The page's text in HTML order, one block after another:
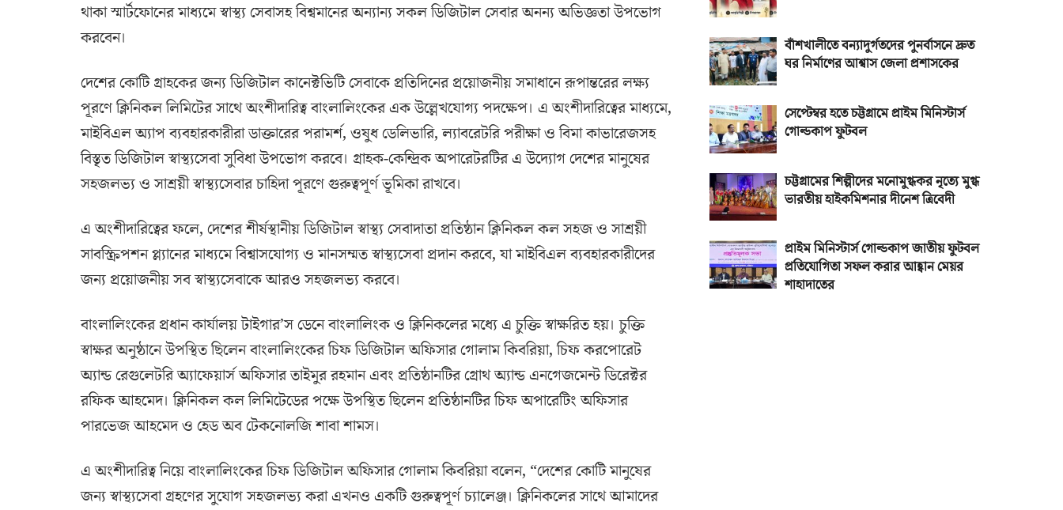
থাকা স্মার্টফোনের মাধ্যমে স্বাস্থ্য সেবাসহ বিশ্বমানের অন্যান্য সকল ডিজিটাল সেবার অনন্য অভিজ্ঞতা উপভোগ
করবেন।
দেশের কোটি গ্রাহকের জন্য ডিজিটাল কানেক্টভিটি সেবাকে প্রতিদিনের প্রয়োজনীয় সমাধানে রূপান্তরের লক্ষ্য
পূরণে ক্লিনিকল লিমিটের সাথে অংশীদারিত্ব বাংলালিংকের এক উল্লেখযোগ্য পদক্ষেপ। এ অংশীদারিত্বের মাধ্যমে,
মাইবিএল অ্যাপ ব্যবহারকারীরা ডাক্তারের পরামর্শ, ওষুধ ডেলিভারি, ল্যাবরেটরি পরীক্ষা ও বিমা কাভারেজসহ
বিস্তৃত ডিজিটাল স্বাস্থ্যসেবা সুবিধা উপভোগ করবে। গ্রাহক-কেন্দ্রিক অপারেটরটির এ উদ্যোগ দেশের মানুষের
সহজলভ্য ও সাশ্রয়ী স্বাস্থ্যসেবার চাহিদা পূরণে গুরুত্বপূর্ণ ভূমিকা রাখবে।
এ অংশীদারিত্বের ফলে, দেশের শীর্ষস্থানীয় ডিজিটাল স্বাস্থ্য সেবাদাতা প্রতিষ্ঠান ক্লিনিকল কল সহজ ও সাশ্রয়ী
সাবস্ক্রিপশন প্ল্যানের মাধ্যমে বিশ্বাসযোগ্য ও মানসম্মত স্বাস্থ্যসেবা প্রদান করবে, যা মাইবিএল ব্যবহারকারীদের
জন্য প্রয়োজনীয় সব স্বাস্থ্যসেবাকে আরও সহজলভ্য করবে।
বাংলালিংকের প্রধান কার্যালয় টাইগার’স ডেনে বাংলালিংক ও ক্লিনিকলের মধ্যে এ চুক্তি স্বাক্ষরিত হয়। চুক্তি
স্বাক্ষর অনুষ্ঠানে উপস্থিত ছিলেন বাংলালিংকের চিফ ডিজিটাল অফিসার গোলাম কিবরিয়া, চিফ করপোরেট
অ্যান্ড রেগুলেটরি অ্যাফেয়ার্স অফিসার তাইমুর রহমান এবং প্রতিষ্ঠানটির গ্রোথ অ্যান্ড এনগেজমেন্ট ডিরেক্টর
রফিক আহমেদ। ক্লিনিকল কল লিমিটেডের পক্ষে উপস্থিত ছিলেন প্রতিষ্ঠানটির চিফ অপারেটিং অফিসার
পারভেজ আহমেদ ও হেড অব টেকনোলজি শাবা শামস।
এ অংশীদারিত্ব নিয়ে বাংলালিংকের চিফ ডিজিটাল অফিসার গোলাম কিবরিয়া বলেন, “দেশের কোটি মানুষের
জন্য স্বাস্থ্যসেবা গ্রহণের সুযোগ সহজলভ্য করা এখনও একটি গুরুত্বপূর্ণ চ্যালেঞ্জ। ক্লিনিকলের সাথে আমাদের
বাঁশখালীতে বন্যাদুর্গতদের পুনর্বাসনে দ্রুত
ঘর নির্মাণের আশ্বাস জেলা প্রশাসকের
সেপ্টেম্বর হতে চট্টগ্রামে প্রাইম মিনিস্টার্স
গোল্ডকাপ ফুটবল
চট্টগ্রামের শিল্পীদের মনোমুগ্ধকর নৃত্যে মুগ্ধ
ভারতীয় হাইকমিশনার দীনেশ ত্রিবেদী
প্রাইম মিনিস্টার্স গোল্ডকাপ জাতীয় ফুটবল
প্রতিযোগিতা সফল করার আহ্বান মেয়র
শাহাদাতের